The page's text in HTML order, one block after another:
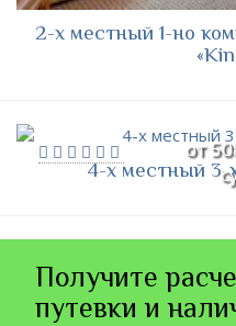
2-х местный 1-но
от
4-х местный
Получите
путевки и